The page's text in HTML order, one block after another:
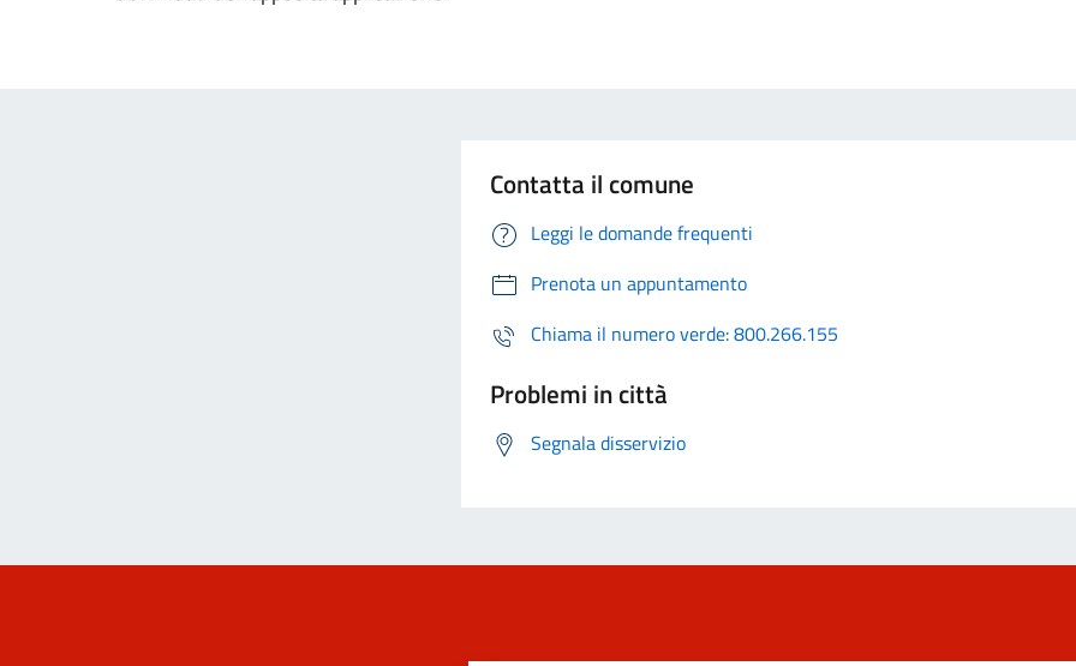
Contatta il comune
Leggi le domande frequenti
Prenota un appuntamento
Chiama il numero verde: 800.266.155
Problemi in città
Segnala disservizio